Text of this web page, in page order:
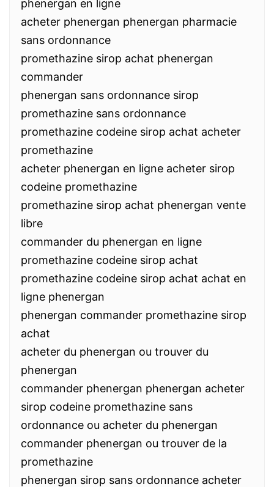
phenergan en ligne
acheter phenergan phenergan pharmacie
sans ordonnance
promethazine sirop achat phenergan
commander
phenergan sans ordonnance sirop
promethazine sans ordonnance
promethazine codeine sirop achat acheter
promethazine
acheter phenergan en ligne acheter sirop
codeine promethazine
promethazine sirop achat phenergan vente
libre
commander du phenergan en ligne
promethazine codeine sirop achat
promethazine codeine sirop achat achat en
ligne phenergan
phenergan commander promethazine sirop
achat
acheter du phenergan ou trouver du
phenergan
commander phenergan phenergan acheter
sirop codeine promethazine sans
ordonnance ou acheter du phenergan
commander phenergan ou trouver de la
promethazine
phenergan sirop sans ordonnance acheter